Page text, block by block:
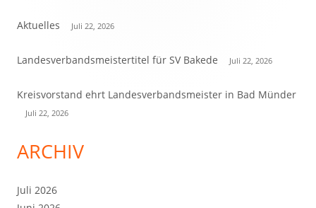
Seitenleiste
Aktuelles Juli 22, 2026
Landesverbandsmeistertitel für SV Bakede Juli 22, 2026
Kreisvorstand ehrt Landesverbandsmeister in Bad Münder
Juli 22, 2026
ARCHIV
Juli 2026